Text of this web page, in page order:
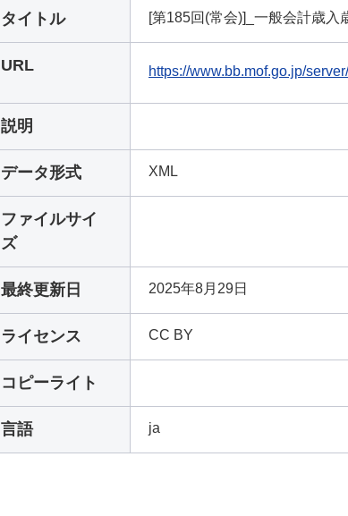
タイトル [第185回(常会)]_一般会計歳入
URL https://www.bb.mof.go.jp/
説明
データ形式 XML
ファイルサイ
ズ
最終更新日 2025年8月29日
ライセンス CC BY
コピーライト
言語 ja